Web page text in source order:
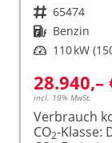
Fahrzeugnr. 65474
Kraftstoff Benzin
Leistung 110 kW
28.940,–
incl. 19% MwSt.
Verbrauch
CO2-Klasse: